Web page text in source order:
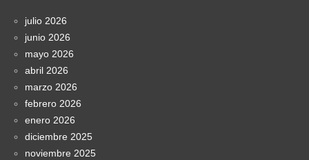
julio 2026
junio 2026
mayo 2026
abril 2026
marzo 2026
febrero 2026
enero 2026
diciembre 2025
noviembre 2025